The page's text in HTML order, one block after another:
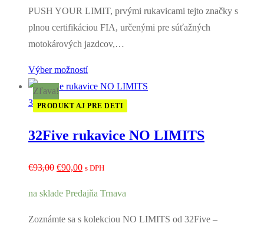
PUSH YOUR LIMIT, prvými rukavicami tejto značky s
plnou certifikáciou FIA, určenými pre súťažných
motokárových jazdcov,…
Výber možností
32Five
Zľava!
PRODUKT AJ PRE DETI
32Five rukavice NO LIMITS
€93,00 Pôvodná
bola:
€93,00.
€90,00Aktuálna
je:
€90,00.
s DPH
na sklade Predajňa Trnava
Zoznámte sa s kolekciou NO LIMITS od 32Five –